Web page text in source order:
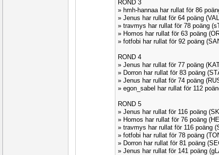
ROND 3
» hmh-hannaa har rullat för 86
» Jenus har rullat för 64 poäng
» travmys har rullat för 78 poäng
» Homos har rullat för 63 poäng
» fotfobi har rullat för 92 poäng
ROND 4
» Jenus har rullat för 77 poäng
» Dorron har rullat för 83 poäng
» Jenus har rullat för 74 poäng
» egon_sabel har rullat för 112
ROND 5
» Jenus har rullat för 116 poäng
» Homos har rullat för 76 poäng
» travmys har rullat för 116 poäng
» fotfobi har rullat för 78 poäng
» Dorron har rullat för 81 poäng
» Jenus har rullat för 141 poäng